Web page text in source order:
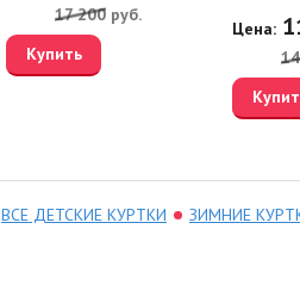
17 200 руб.
Купить
Цена:
ВСЕ ДЕТСКИЕ КУРТКИ ЗИМНИЕ